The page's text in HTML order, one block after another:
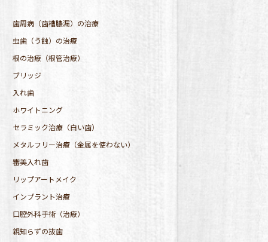
歯周病（歯槽膿漏）の治療
虫歯（う蝕）の治療
根の治療（根管治療）
ブリッジ
入れ歯
ホワイトニング
セラミック治療（白い歯）
メタルフリー治療（金属を使わない）
審美入れ歯
リップアートメイク
インプラント治療
口腔外科手術（治療）
親知らずの抜歯